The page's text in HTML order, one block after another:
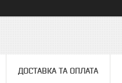
ДОСТАВКА ТА ОПЛАТА